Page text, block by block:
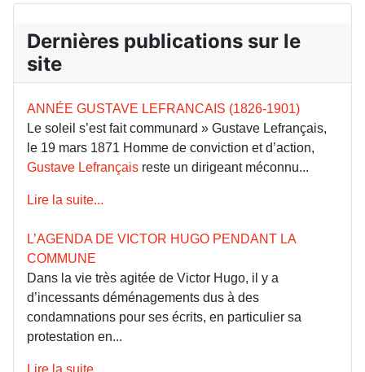
Dernières publications sur le
site
ANNÉE GUSTAVE LEFRANCAIS (1826-1901)
Le soleil s’est fait communard » Gustave Lefrançais,
le 19 mars 1871 Homme de conviction et d’action,
Gustave Lefrançais reste un dirigeant méconnu...
Lire la suite...
L’AGENDA DE VICTOR HUGO PENDANT LA
COMMUNE
Dans la vie très agitée de Victor Hugo, il y a
d’incessants déménagements dus à des
condamnations pour ses écrits, en particulier sa
protestation en...
Lire la suite...